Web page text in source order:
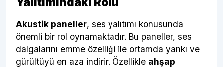
Akustik paneller, ses yalıtımı konusunda
önemli bir rol oynamaktadır. Bu paneller, ses
dalgalarını emme özelliği ile ortamda yankı ve
gürültüyü en aza indirir. Özellikle ahşap